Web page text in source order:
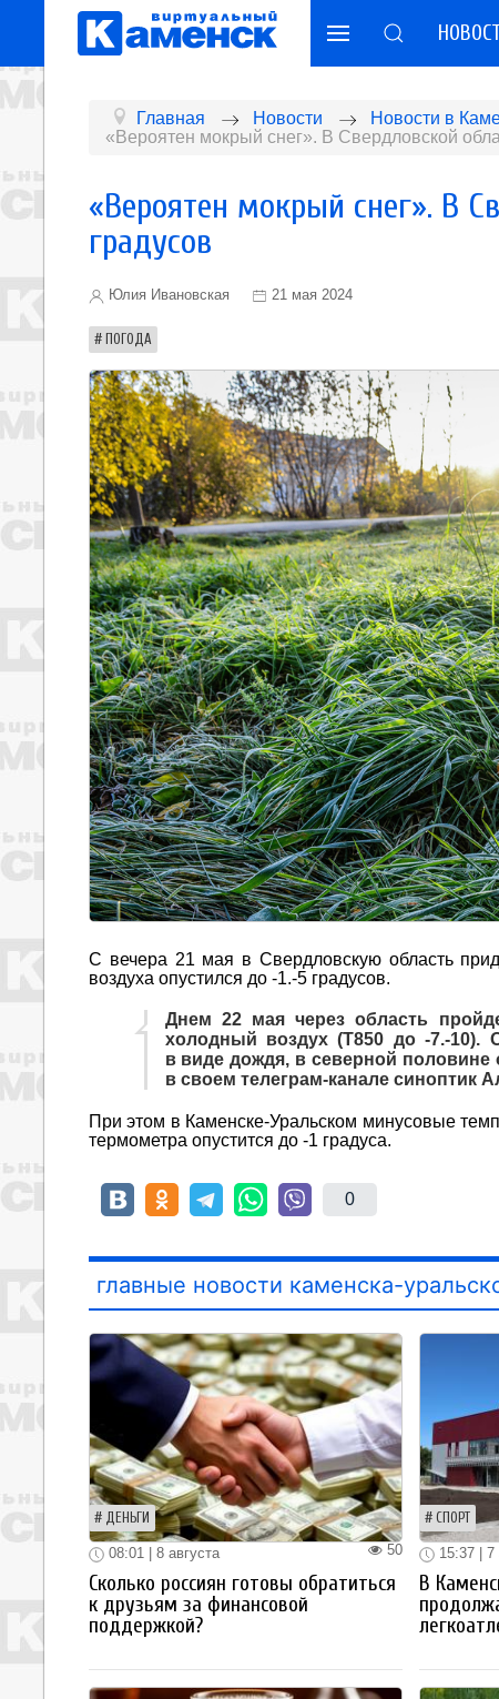
Главная Новости
Новости в
«Вероятен мокрый снег». В Свердловской
«Вероятен мокрый снег». В
градусов
Юлия Ивановская 21 мая 2024
ПОГОДА
С вечера 21 мая в Свердловскую область
воздуха опустился до -1.-5 градусов.
Днем 22 мая через область
холодный воздух (Т850 до -7.-10).
в виде дождя, в северной
в своем телеграм-канале синоптик
При этом в Каменске-Уральском минусовые
термометра опустится до -1 градуса.
0
главные новости каменска-
ДЕНЬГИ
50
08:01 | 8 августа
Сколько россиян готовы обратиться
к друзьям за финансовой
поддержкой?
СПОРТ
15:37 | 7
В